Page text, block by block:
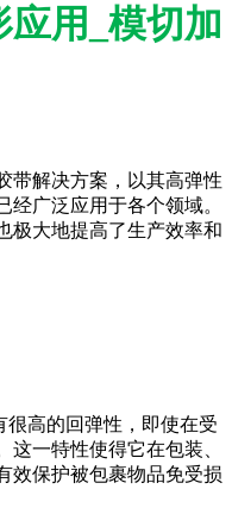
用_模切加
带解决方案，以其高弹性
广泛应用于各个领域。
极大地提高了生产效率和
很高的回弹性，即使在受
一特性使得它在包装、
效保护被包裹物品免受损